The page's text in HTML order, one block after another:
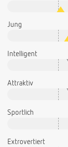
Jung
Intelligent
Attraktiv
Sportlich
Extrovertiert